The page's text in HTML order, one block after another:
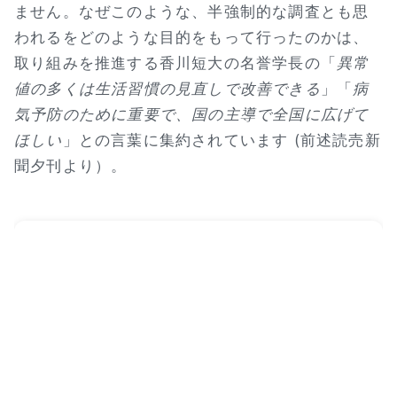
ません。なぜこのような、半強制的な調査とも思
われるをどのような目的をもって行ったのかは、
取り組みを推進する香川短大の名誉学長の「 異常
値の多くは生活習慣の見直しで改善できる 」「 病
気予防のために重要で、国の主導で全国に広げて
ほしい 」との言葉に集約されています (前述読売新
聞夕刊より）。